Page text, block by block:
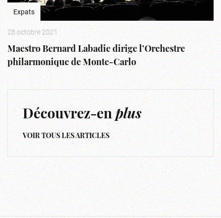
Expats
28 octobre 2021
Maestro Bernard Labadie dirige l’Orchestre
philarmonique de Monte-Carlo
Découvrez-enplus
VOIR TOUS LES ARTICLES